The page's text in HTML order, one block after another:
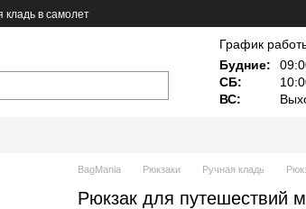
кладь в самолет
График
Будние:
СБ:
ВС:
BagMania Рюкзаки Ручная кладь
Рюкзак для путешествий